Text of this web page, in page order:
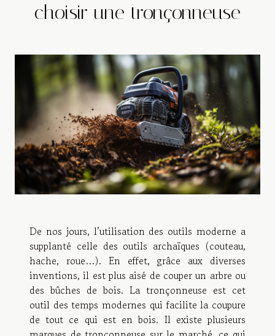
choisir une tronçonneuse
De nos jours, l’utilisation des outils moderne a
supplanté celle des outils archaïques (couteau,
hache, roue…). En effet, grâce aux diverses
inventions, il est plus aisé de couper un arbre ou
des bûches de bois. La tronçonneuse est cet
outil des temps modernes qui facilite la coupure
de tout ce qui est en bois. Il existe plusieurs